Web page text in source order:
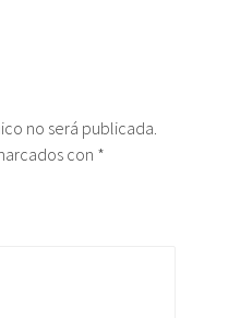
no será publicada.
con *